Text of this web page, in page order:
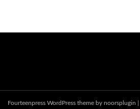
Fourteenpress WordPress theme by noorsplugin